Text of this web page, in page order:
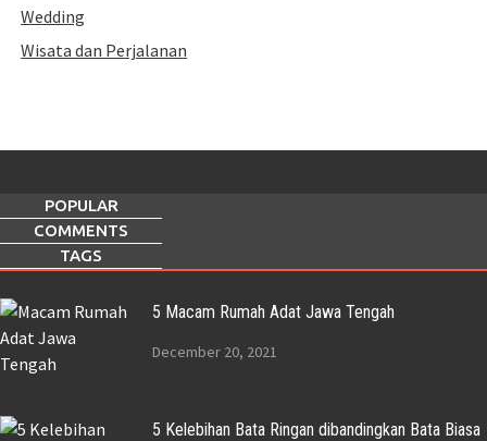
Wedding
Wisata dan Perjalanan
POPULAR
COMMENTS
TAGS
5 Macam Rumah Adat Jawa Tengah
December 20, 2021
5 Kelebihan Bata Ringan dibandingkan Bata Biasa